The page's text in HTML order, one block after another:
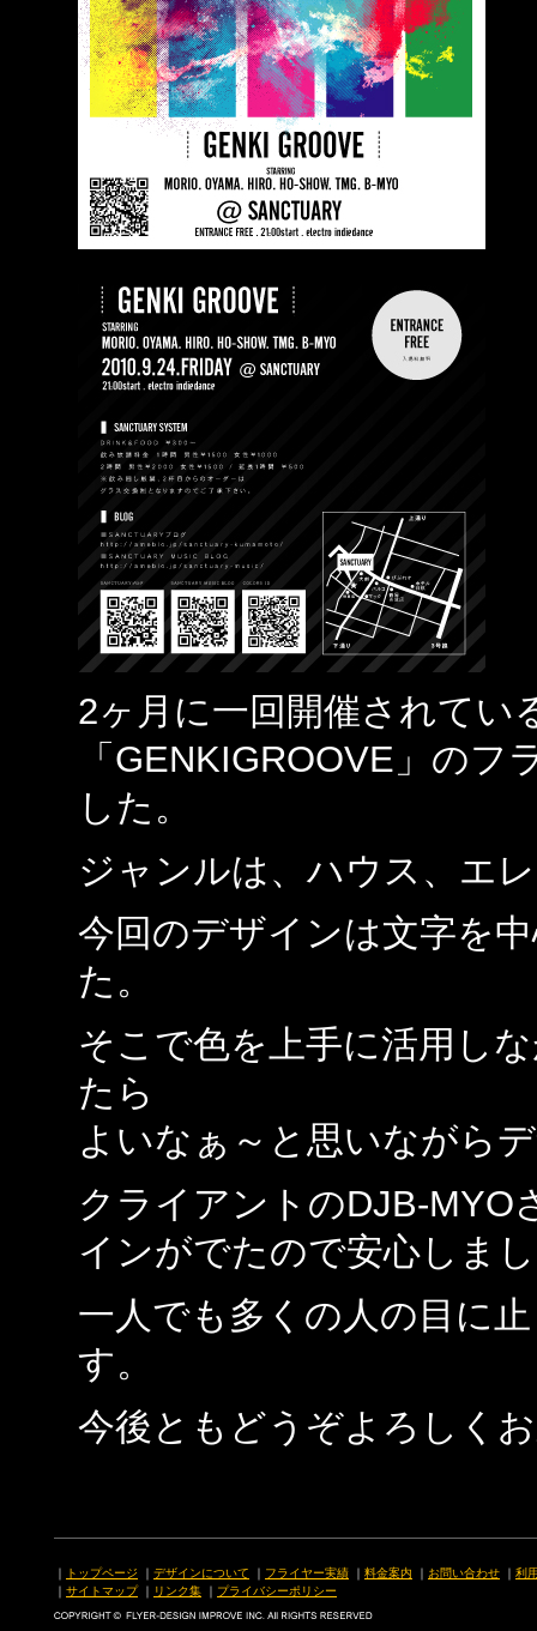
2ヶ月に一回開催されてい
「GENKIGROOVE」の
した。
ジャンルは、ハウス、エ
今回のデザインは文字を
た。
そこで色を上手に活用し
たら
よいなぁ～と思いながら
クライアントのDJB-MYO
インがでたので安心しま
一人でも多くの人の目に
す。
今後ともどうぞよろしく
｜ トップページ ｜ デザインについて ｜ フライヤー実績 ｜ 料金案内 ｜ お問い合わせ ｜ 利
｜ サイトマップ｜ リンク集 ｜ プライバシーポリシー